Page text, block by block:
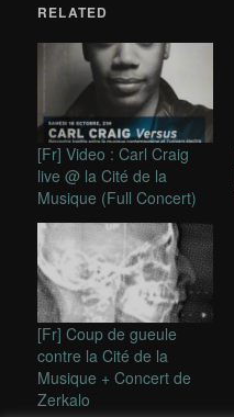
RELATED
[Fr] Video : Carl Craig
live @ la Cité de la
Musique (Full Concert)
[Fr] Coup de gueule
contre la Cité de la
Musique + Concert de
Zerkalo